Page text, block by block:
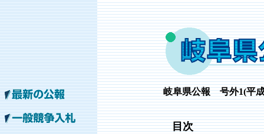
岐阜県公報 号外1(平
目次